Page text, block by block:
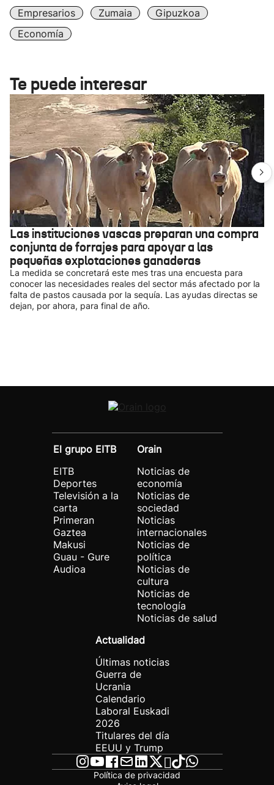
Empresarios Zumaia
Gipuzkoa
Economía
Te puede interesar
Las instituciones vascas preparan una compra
conjunta de forrajes para apoyar a las
pequeñas explotaciones ganaderas
La medida se concretará este mes tras una encuesta para
conocer las necesidades reales del sector más afectado por la
falta de pastos causada por la sequía. Las ayudas directas se
dejan, por ahora, para final de año.
El grupo EITB
EITB
Deportes
Televisión a la
carta
Primeran
Gaztea
Makusi
Guau - Gure
Audioa
Orain
Noticias de
economía
Noticias de
sociedad
Noticias
internacionales
Noticias de
política
Noticias de
cultura
Noticias de
tecnología
Noticias de salud
Actualidad
Últimas noticias
Guerra de
Ucrania
Calendario
Laboral Euskadi
2026
Titulares del día
EEUU y Trump
Política de privacidad